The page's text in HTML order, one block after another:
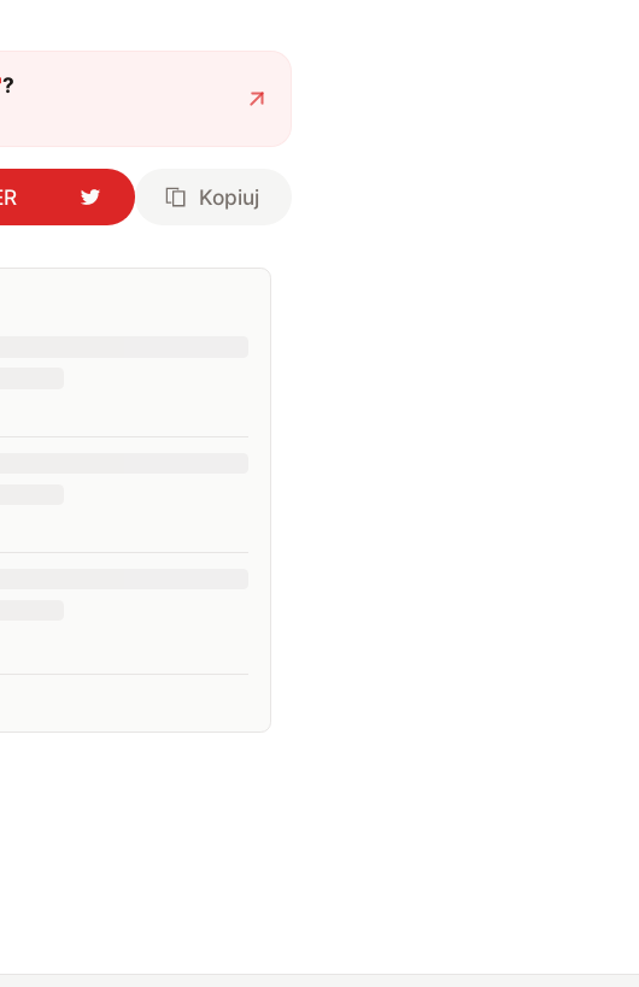
?
Kopiuj